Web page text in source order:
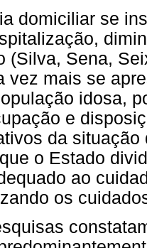
domiciliar se
(Silva, Sena,
vez mais se
idosa,
e
da
o Estado
ao
os